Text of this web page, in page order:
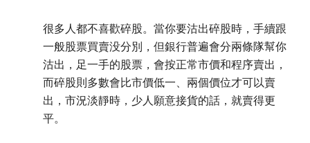
很多人都不喜歡碎股。當你要沽出碎股時，手續跟
一般股票買賣没分別，但銀行普遍會分兩條隊幫你
沽出，足一手的股票，會按正常市價和程序賣出，
而碎股則多數會比市價低一、兩個價位才可以賣
出，市況淡靜時，少人願意接貨的話，就賣得更
平。